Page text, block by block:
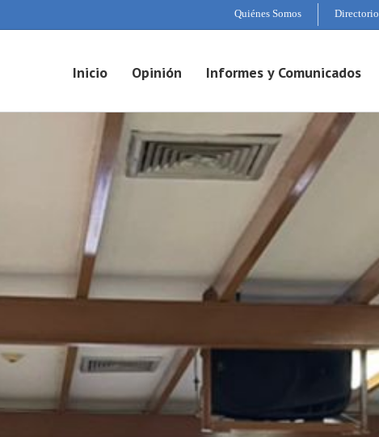
Quiénes Somos Directorio
Inicio Opinión Informes y Comunicados